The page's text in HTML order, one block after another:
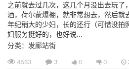
之前就去过几次，这几个月没出去玩了
酒，荷尔蒙爆棚，就非常想去，然后就
年纪稍大的少妇，长的还行（可惜没拍
妇服务挺好的，也好说...
分类：发廊站街
4563 3 0 0